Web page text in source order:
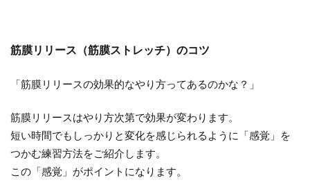
筋膜リリース（筋膜ストレッチ）のコツ
「筋膜リリースの効果的なやり方ってあるのかな？」
筋膜リリースはやり方次第で効果が変わります。
短い時間でもしっかりと変化を感じられるように「感覚」を
つかむ練習方法をご紹介します。
この「感覚」がポイントになります。